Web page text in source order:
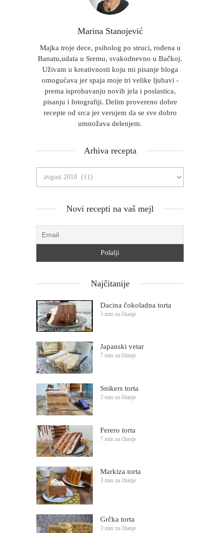
Marina Stanojević
Majka troje dece, psiholog po struci, rođena u
Banatu,udata u Sremu, svakodnevno u Bačkoj.
Uživam u kreativnosti koju mi pisanje bloga
omogućava jer spaja moje tri velike ljubavi -
prema isprobavanju novih jela i poslastica,
pisanju i fotografiji. Delim provereno dobre
recepte od srca jer verujem da se sve dobro
umnožava delenjem.
Arhiva recepta
Novi recepti na vaš mejl
Najčitanije
Dacina čokoladna torta
3 min za čitanje
Japanski vetar
7 min za čitanje
Snikers torta
3 min za čitanje
Ferero torta
7 min za čitanje
Markiza torta
3 min za čitanje
Grčka torta
3 min za čitanje